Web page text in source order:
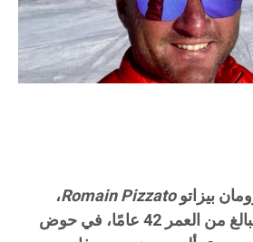
بيزاتوRomain Pizzato،
مدرب التزلج البالغ من العمر 42 عامًا، في حوض